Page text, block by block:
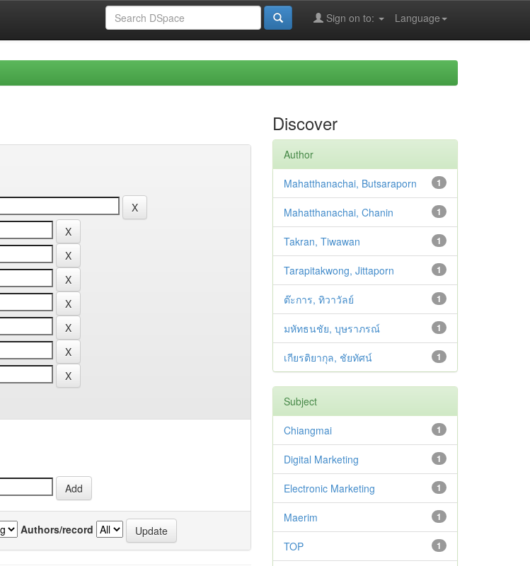
Language
Sign on to:
Authors/record
Discover
Author
1
Mahatthanachai, Butsaraporn
1
Mahatthanachai, Chanin
1
Takran, Tiwawan
1
Tarapitakwong, Jittaporn
1
ต๊ะการ, ทิวาวัลย์
1
มหัทธนชัย, บุษราภรณ์
1
เกียรติยากุล, ชัยทัศน์
Subject
1
Chiangmai
1
Digital Marketing
1
Electronic Marketing
1
Maerim
1
TOP